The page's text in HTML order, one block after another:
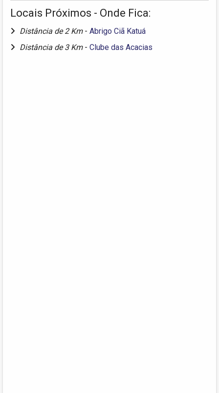
Locais Próximos - Onde Fica:
Distância de 2 Km - Abrigo Ciã Katuá
Distância de 3 Km - Clube das Acacias